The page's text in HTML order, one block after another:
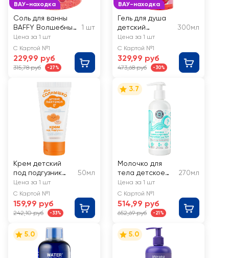
ВАУ-находка
Соль для ванны
BAFFY Волшебные
кристаллы, пенная
1 шт
Цена за 1 шт
С Картой №1
229,99 руб
315,78 руб -27%
ВАУ-находка
Гель для душа
детский
LEVRANA
Малиновый
мармелад
300мл
Цена за 1 шт
С Картой №1
329,99 руб
473,68 руб -30%
Крем детский
под подгузник
МОЕ СОЛНЫШКО
защитный с
пантенолом
50мл
Цена за 1 шт
С Картой №1
159,99 руб
242,10 руб -33%
3.7
Молочко для
тела детское
PLANETA
ORGANICA
гипоаллергенно
е, 0+
270мл
Цена за 1 шт
С Картой №1
514,99 руб
652,69 руб -21%
5.0 5.0